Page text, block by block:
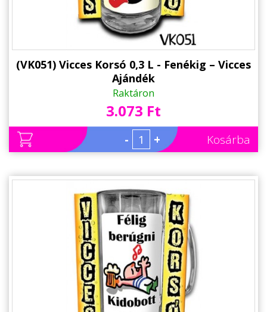
(VK051) Vicces Korsó 0,3 L - Fenékig – Vicces
Ajándék
Raktáron
3.073 Ft
- + Kosárba